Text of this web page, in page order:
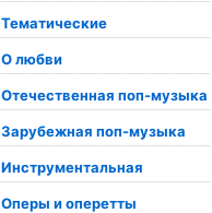
Тематические
О любви
Отечественная поп-музыка
Зарубежная поп-музыка
Инструментальная
Оперы и оперетты